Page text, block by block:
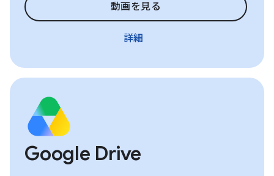
動画を見る
詳細
Google Drive